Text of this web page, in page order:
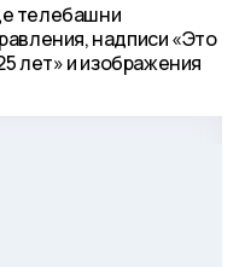
телебашни
надписи «Это
лет» и изображения